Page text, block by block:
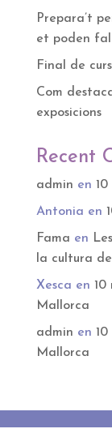
Prepara’t
et poden
Final de
Com
exposicions
Recent
admin en
Antonia en
Fama en
la cultura
Xesca en 10
Mallorca
admin en
Mallorca